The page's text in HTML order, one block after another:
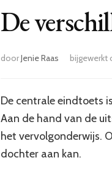
De
doorJenie Raas bijgewerkt
De centrale eindtoets
Aan de hand van de
het vervolgonderwijs.
dochter aan kan.